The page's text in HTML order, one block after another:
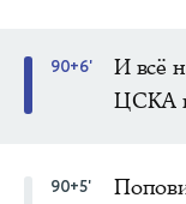
90+6'
И всё
ЦСКА
90+5'